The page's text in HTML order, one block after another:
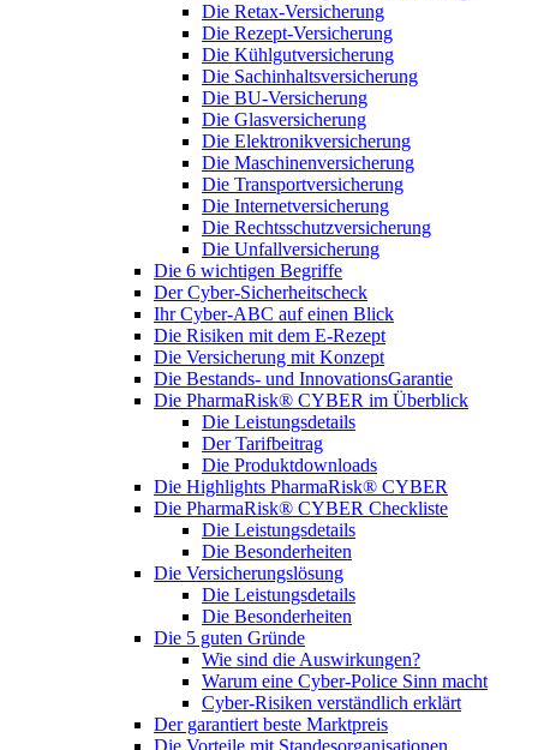
Die Retax-Versicherung
Die Rezept-Versicherung
Die Kühlgutversicherung
Die Sachinhaltsversicherung
Die BU-Versicherung
Die Glasversicherung
Die Elektronikversicherung
Die Maschinenversicherung
Die Transportversicherung
Die Internetversicherung
Die Rechtsschutzversicherung
Die Unfallversicherung
Die 6 wichtigen Begriffe
Der Cyber-Sicher­heits­check
Ihr Cyber-ABC auf einen Blick
Die Risiken mit dem E-Rezept
Die Versicherung mit Konzept
Die Bestands- und InnovationsGarantie
Die PharmaRisk® CYBER im Überblick
Die Leistungsdetails
Der Tarifbeitrag
Die Produktdownloads
Die Highlights PharmaRisk® CYBER
Die PharmaRisk® CYBER Checkliste
Die Leistungsdetails
Die Besonderheiten
Die Versicherungslösung
Die Leistungsdetails
Die Besonderheiten
Die 5 guten Gründe
Wie sind die Auswirkungen?
Warum eine Cyber-Police Sinn macht
Cyber-Risiken verständlich erklärt
Der garantiert beste Marktpreis
Die Vorteile mit Standesorganisationen